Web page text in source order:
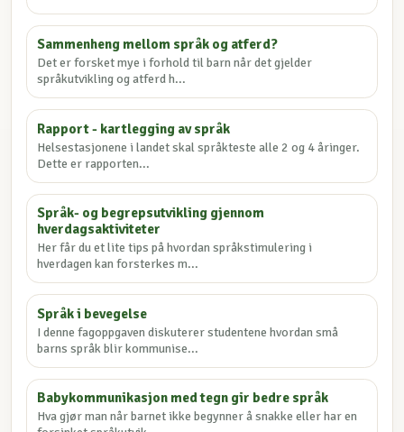
Sammenheng mellom språk og atferd?
Det er forsket mye i forhold til barn når det gjelder
språkutvikling og atferd h...
Rapport - kartlegging av språk
Helsestasjonene i landet skal språkteste alle 2 og 4 åringer.
Dette er rapporten...
Språk- og begrepsutvikling gjennom
hverdagsaktiviteter
Her får du et lite tips på hvordan språkstimulering i
hverdagen kan forsterkes m...
Språk i bevegelse
I denne fagoppgaven diskuterer studentene hvordan små
barns språk blir kommunise...
Babykommunikasjon med tegn gir bedre språk
Hva gjør man når barnet ikke begynner å snakke eller har en